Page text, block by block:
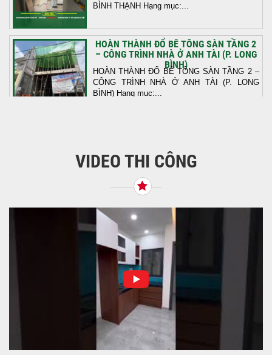
BÌNH THẠNH Hạng mục:...
HOÀN THÀNH ĐỔ BÊ TÔNG SÀN TẦNG 2
– CÔNG TRÌNH NHÀ Ở ANH TÀI (P. LONG
BÌNH)
HOÀN THÀNH ĐỔ BÊ TÔNG SÀN TẦNG 2 –
CÔNG TRÌNH NHÀ Ở ANH TÀI (P. LONG
BÌNH) Hạng mục:...
Tiếp nối sự tin tưởng từ quý khách hàng, vừa
qua Công Ty TNHH Thiết Kế Xây Dựng Sao
NHẬN CHÌA KHÓA – TRAO TỔ ẤM MỚI
TẠI PHƯỜNG AN LẠC
Địa điểm: Đường Lâm Hoành, phường An
LạcGia chủ: Anh Kỳ Xây Dựng Sao Việt chính
thức hoàn tất và...
VIDEO THI CÔNG